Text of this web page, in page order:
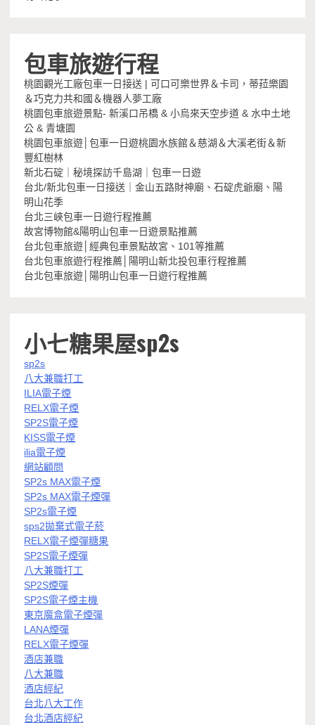
包車旅遊行程
桃園觀光工廠包車一日接送 | 可口可樂世界＆卡司，蒂菈樂園
＆巧克力共和國＆機器人夢工廠
桃園包車旅遊景點- 新溪口吊橋 & 小烏來天空步道 & 水中土地
公 & 青塘園
桃園包車旅遊│包車一日遊桃園水族館＆慈湖＆大溪老街＆新
豐紅樹林
新北石碇｜秘境探訪千島湖｜包車一日遊
台北/新北包車一日接送｜金山五路財神廟、石碇虎爺廟、陽
明山花季
台北三峽包車一日遊行程推薦
故宮博物館&陽明山包車一日遊景點推薦
台北包車旅遊│經典包車景點故宮、101等推薦
台北包車旅遊行程推薦│陽明山新北投包車行程推薦
台北包車旅遊│陽明山包車一日遊行程推薦
小七糖果屋sp2s
sp2s
八大兼職打工
ILIA電子煙
RELX電子煙
SP2S電子煙
KISS電子煙
ilia電子煙
網站顧問
SP2s MAX電子煙
SP2s MAX電子煙彈
SP2s電子煙
sps2拋棄式電子菸
RELX電子煙彈糖果
SP2S電子煙彈
八大兼職打工
SP2S煙彈
SP2S電子煙主機
東京魔盒電子煙彈
LANA煙彈
RELX電子煙彈
酒店兼職
八大兼職
酒店經紀
台北八大工作
台北酒店經紀